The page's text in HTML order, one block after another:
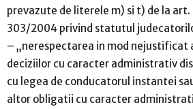
prevazute de literele m) si t) de la art.
303/2004 privind statutul
– „nerespectarea in mod nejustificat
deciziilor cu caracter administrativ
cu legea de conducatorul instantei
altor obligatii cu caracter